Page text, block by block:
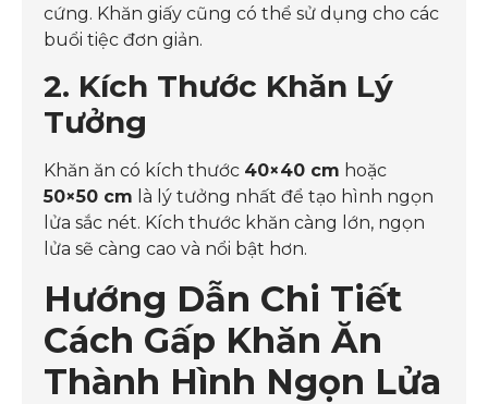
cứng. Khăn giấy cũng có thể sử dụng cho các
buổi tiệc đơn giản.
2. Kích Thước Khăn Lý
Tưởng
Khăn ăn có kích thước 40×40 cm hoặc
50×50 cm là lý tưởng nhất để tạo hình ngọn
lửa sắc nét. Kích thước khăn càng lớn, ngọn
lửa sẽ càng cao và nổi bật hơn.
Hướng Dẫn Chi Tiết
Cách Gấp Khăn Ăn
Thành Hình Ngọn Lửa